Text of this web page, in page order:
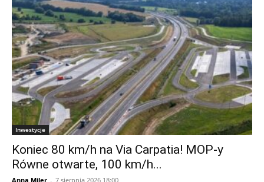
Inwestycje
Koniec 80 km/h na Via Carpatia! MOP-y
Równe otwarte, 100 km/h...
Anna Miler - 7 sierpnia 2026 18:00